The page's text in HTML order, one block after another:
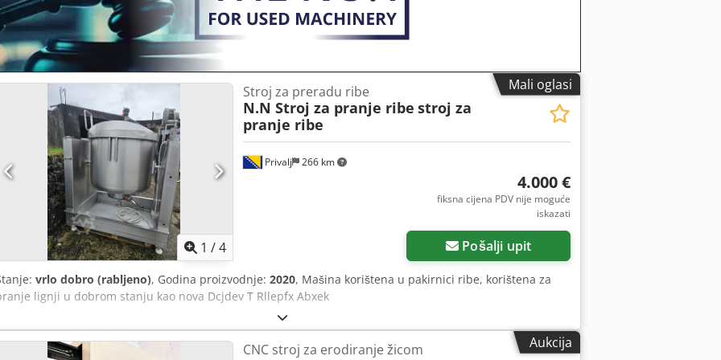
Mali oglasi
1 /4
Privalj 266 km
Stroj za preradu ribe
N.N Stroj za pranje ribe stroj za
pranje ribe
4.000 €
fiksna cijena PDV nije moguće
iskazati
Pošalji upit
vrlo dobro (rabljeno), Godina proizvodnje: 2020, Mašina korištena u pakirnici ribe, korištena za
lignji u dobrom stanju kao nova Dcjdev T Rllepfx Abxek
Aukcija
CNC stroj za erodiranje žicom